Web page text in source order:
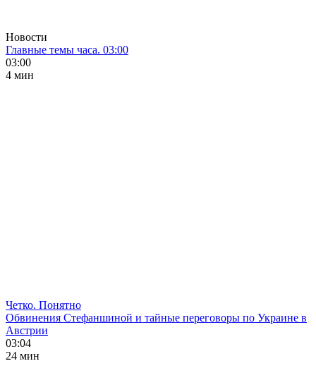
Новости
Главные темы часа. 03:00
03:00
4 мин
Четко. Понятно
Обвинения Стефаншиной и тайные переговоры по Украине в
Австрии
03:04
24 мин